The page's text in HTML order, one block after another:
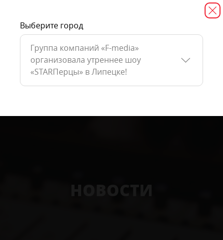
Выберите город
Группа компаний «F-media»
организовала утреннее шоу
«STARПерцы» в Липецке!